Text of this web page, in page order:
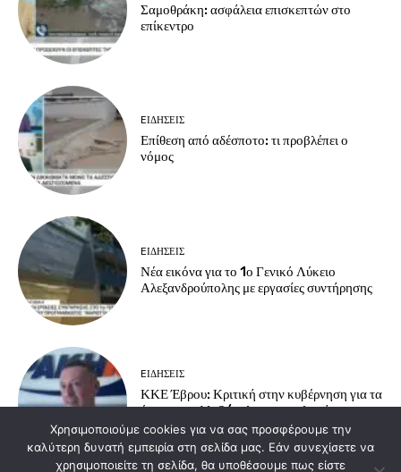
Σαμοθράκη: ασφάλεια επισκεπτών στο
επίκεντρο
EΙΔΗΣΕΙΣ
Επίθεση από αδέσποτο: τι προβλέπει ο
νόμος
EΙΔΗΣΕΙΣ
Νέα εικόνα για το 1ο Γενικό Λύκειο
Αλεξανδρούπολης με εργασίες συντήρησης
EΙΔΗΣΕΙΣ
ΚΚΕ Έβρου: Κριτική στην κυβέρνηση για τα
έργα στην Αλεξ/πολη και εμπλοκή στους
νατοϊκούς σχεδιασμούς
Χρησιμοποιούμε cookies για να σας προσφέρουμε την
καλύτερη δυνατή εμπειρία στη σελίδα μας. Εάν συνεχίσετε να
χρησιμοποιείτε τη σελίδα, θα υποθέσουμε πως είστε